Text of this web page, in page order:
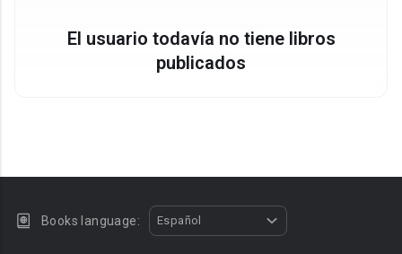
El usuario todavía no tiene libros
publicados
Books language: Español